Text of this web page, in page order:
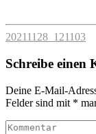
20211128_121103
Schreibe einen
Deine E-Mail-
Felder sind mit *